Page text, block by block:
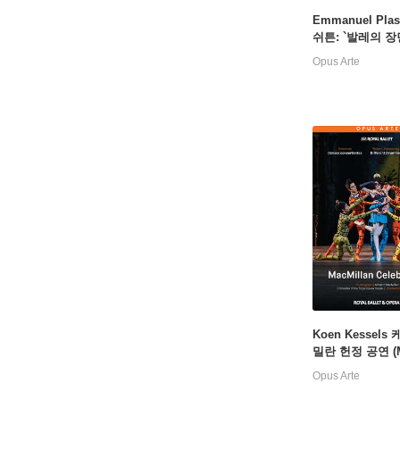
Emmanuel
쉬튼: `발레의 장
(Ashton:
let)
Opus Arte
Koen Kessels
밀란 헌정 공연
Opus Arte